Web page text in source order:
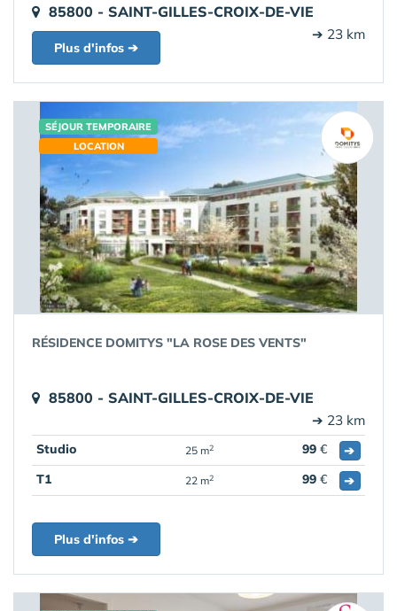
85800 - SAINT-GILLES-CROIX-DE-VIE
➔ 23 km
Plus d'infos ➔
SÉJOUR TEMPORAIRE
LOCATION
RÉSIDENCE DOMITYS "LA ROSE DES VENTS"
85800 - SAINT-GILLES-CROIX-DE-VIE
➔ 23 km
Studio 25 m2 99 €
➔
T1
22 m2 99 € ➔
Plus d'infos ➔